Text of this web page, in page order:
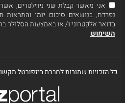
אני מאשר קבלת שני ניוזלטרים,
נפרדת, בנושאים סיכום יומי והתראות
בדואר אלקטרוני ו/ או באמצעות הסלולר
השימוש
כל הזכויות שמורות לחברת ביזפורטל